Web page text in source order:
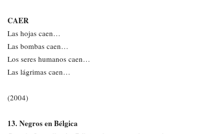
CAER
Las hojas caen…
Las bombas caen…
Los seres humanos caen…
Las lágrimas caen…
(2004)
13. Negros en Bélgica